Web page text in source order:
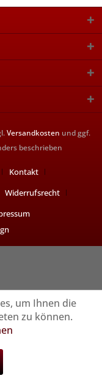
Versandkosten und ggf.
beschrieben
Kontakt
Widerrufsrecht
um Ihnen die
zu können.